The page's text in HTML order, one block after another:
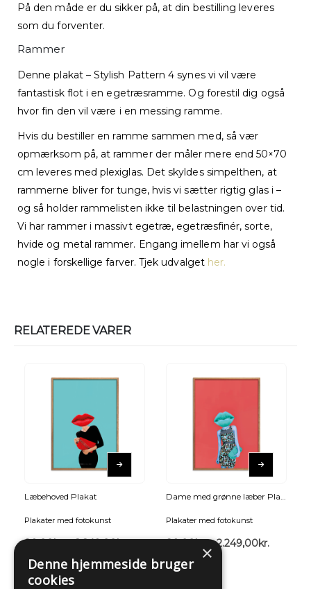
På den måde er du sikker på, at din bestilling leveres
som du forventer.
Rammer
Denne plakat – Stylish Pattern 4 synes vi vil være
fantastisk flot i en egetræsramme. Og forestil dig også
hvor fin den vil være i en messing ramme.
Hvis du bestiller en ramme sammen med, så vær
opmærksom på, at rammer der måler mere end 50×70
cm leveres med plexiglas. Det skyldes simpelthen, at
rammerne bliver for tunge, hvis vi sætter rigtig glas i –
og så holder rammelisten ikke til belastningen over tid.
Vi har rammer i massivt egetræ, egetræsfinér, sorte,
hvide og metal rammer. Engang imellem har vi også
nogle i forskellige farver. Tjek udvalgether.
RELATEREDE VARER
Læbehoved Plakat
Plakater med fotokunst
89,00kr. – 2.249,00kr.
Dame med grønne læber Plakat
Plakater med fotokunst
89,00kr. – 2.249,00kr.
×
Denne hjemmeside bruger
cookies